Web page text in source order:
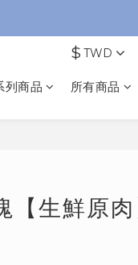
$ TWD
列商品 所有商品
生鮮原肉